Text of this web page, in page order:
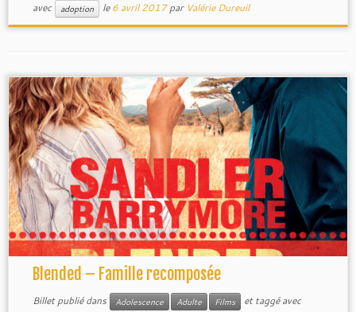
avec
adoption le6 avril 2017 par Valérie Dureuil
Blended – Famille recomposée
Billet publié dans Adolescence Adulte Films et taggé avec